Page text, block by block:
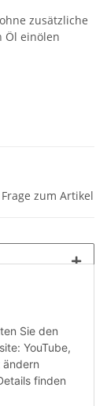
zusätzliche
Öl einölen
Frage zum Artikel
...
Sie den
YouTube,
ändern
finden